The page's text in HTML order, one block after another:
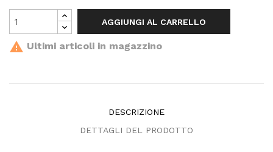
AGGIUNGI AL CARRELLO
 Ultimi articoli in magazzino
DESCRIZIONE
DETTAGLI DEL PRODOTTO